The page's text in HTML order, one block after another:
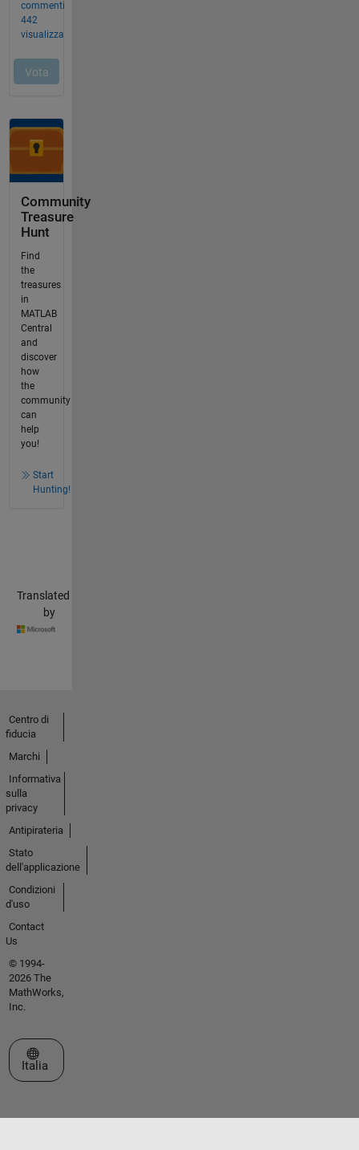
Community
Treasure
Hunt
Find
the
treasures
in
MATLAB
Central
and
discover
how
the
community
can
help
you!
Start
Hunting!
Translated
by
Centro di
fiducia
Marchi
Informativa
sulla
privacy
Antipirateria
Stato
dell'applicazione
Condizioni
d'uso
Contact
Us
© 1994-
2026 The
MathWorks,
Inc.
Seleziona un sito web
Italia